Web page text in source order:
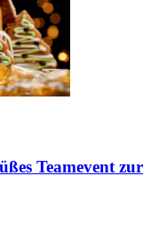
Teamevent zur